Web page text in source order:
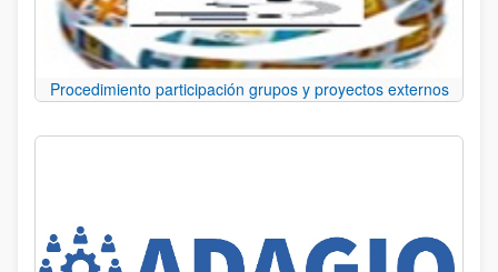
Procedimiento participación grupos y proyectos externos